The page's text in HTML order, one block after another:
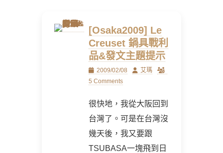
[Osaka2009] Le
Creuset 鍋具戰利
品&發文主題提示
Posted
on
2009/02/08 Author
艾瑪
5 Comments
很快地，我從大阪回到
台灣了。可是在台灣沒
幾天後，我又要跟
TSUBASA一塊飛到日